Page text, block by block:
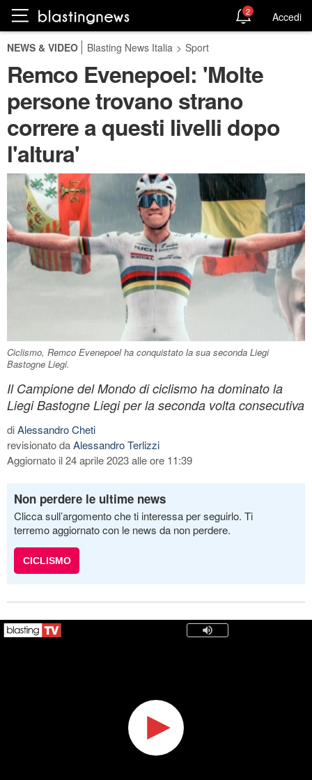
2 Accedi
NEWS & VIDEO Blasting News Italia > Sport
Remco Evenepoel: 'Molte
persone trovano strano
correre a questi livelli dopo
l'altura'
Ciclismo, Remco Evenepoel ha conquistato la sua seconda Liegi
Bastogne Liegi.
Il Campione del Mondo di ciclismo ha dominato la
Liegi Bastogne Liegi per la seconda volta consecutiva
diAlessandro Cheti
revisionato daAlessandro Terlizzi
Aggiornato il 24 aprile 2023 alle ore 11:39
Non perdere le ultime news
Clicca sull’argomento che ti interessa per seguirlo. Ti
terremo aggiornato con le news da non perdere.
CICLISMO